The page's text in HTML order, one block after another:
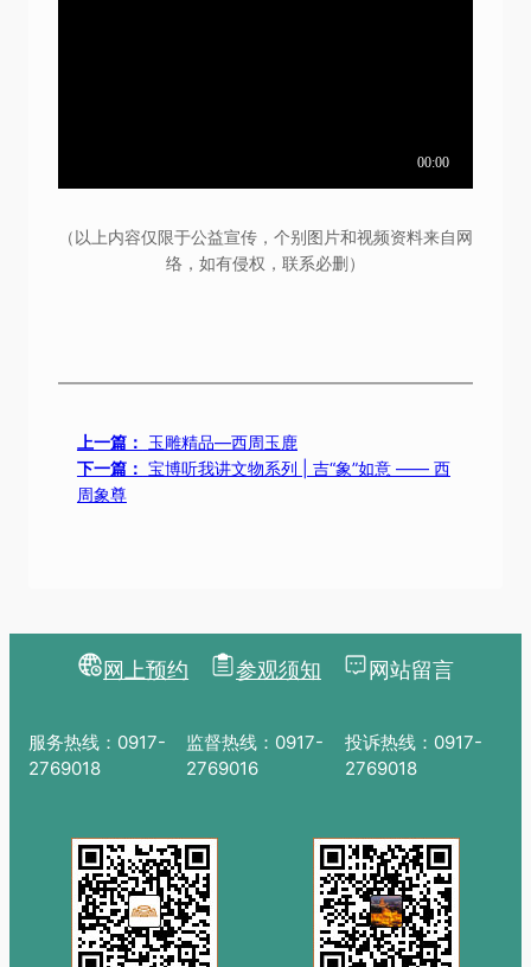
（以上内容仅限于公益宣传，个别图片和视频资料来自网
络，如有侵权，联系必删）
上一篇： 玉雕精品—西周玉鹿
下一篇： 宝博听我讲文物系列 | 吉“象”如意 —— 西
周象尊
网上预约 参观须知 网站留言
服务热线：0917-
2769018
监督热线：0917-
2769016
投诉热线：0917-
2769018